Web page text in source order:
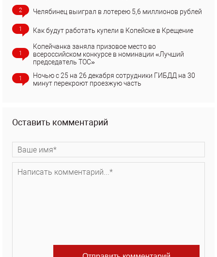
2 Челябинец выиграл в лотерею 5,6 миллионов рублей
1 Как будут работать купели в Копейске в Крещение
1
Копейчанка заняла призовое место во
всероссийском конкурсе в номинации «Лучший
председатель ТОС»
1
Ночью с 25 на 26 декабря сотрудники ГИБДД на 30
минут перекроют проезжую часть
Оставить комментарий